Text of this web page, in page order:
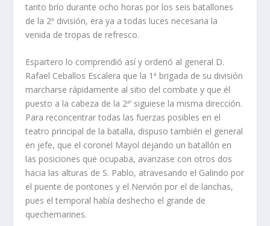
tanto brí­o durante ocho horas por los seis batallones
de la 2ª división, era ya a todas luces necesaria la
venida de tropas de refresco.
Espartero lo comprendió así­ y ordenó al general D.
Rafael Ceballos Escalera que la 1ª brigada de su división
marcharse rápidamente al sitio del combate y que él
puesto a la cabeza de la 2ª’ siguiese la misma dirección.
Para reconcentrar todas las fuerzas posibles en el
teatro principal de la batalla, dispuso también el general
en jefe, que el coronel Mayol dejando un batallón en
las posicio­nes que ocupaba, avanzase con otros dos
hacia las alturas de S. Pablo, atravesando el Galindo por
el puente de pontones y el Nervión por el de lanchas,
pues el temporal habí­a deshecho el grande de
quechemarines.